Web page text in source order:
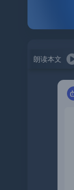
朗读本文